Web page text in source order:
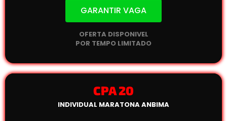
GARANTIR VAGA
OFERTA DISPONIVEL
POR TEMPO LIMITADO
CPA 20
INDIVIDUAL MARATONA ANBIMA